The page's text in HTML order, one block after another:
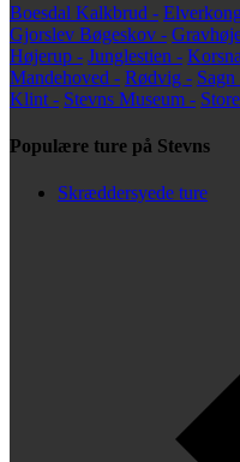
Boesdal Kalkbrud -
Gjorslev Bøgeskov -
Højerup - Junglestien -
Mandehoved - Rødvig - Sagn
Klint - Stevns Museum -
Populære ture på Stevns
Skræddersyede ture